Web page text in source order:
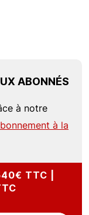
ABONNÉS
à notre
à la
TTC |